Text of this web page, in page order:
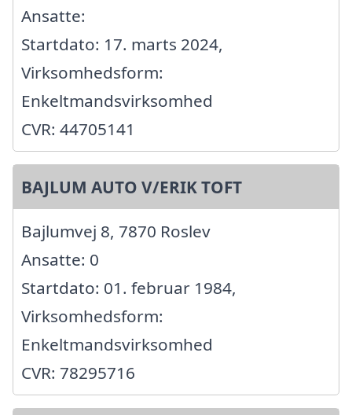
Ansatte:
Startdato: 17. marts 2024,
Virksomhedsform:
Enkeltmandsvirksomhed
CVR: 44705141
BAJLUM AUTO V/ERIK TOFT
Bajlumvej 8, 7870 Roslev
Ansatte: 0
Startdato: 01. februar 1984,
Virksomhedsform:
Enkeltmandsvirksomhed
CVR: 78295716